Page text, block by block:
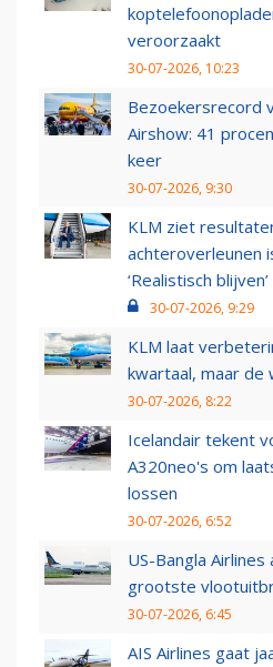
veroorzaakt
30-07-2026, 10:23
Bezoekersrecord
Airshow: 41
keer
30-07-2026, 9:30
KLM ziet
achteroverleunen
‘Realistisch blijven’
30-07-2026, 9:29
KLM laat
kwartaal, maar de
30-07-2026, 8:22
Icelandair tekent
A320neo's om
lossen
30-07-2026, 6:52
US-Bangla
grootste
30-07-2026, 6:45
AIS Airlines gaat